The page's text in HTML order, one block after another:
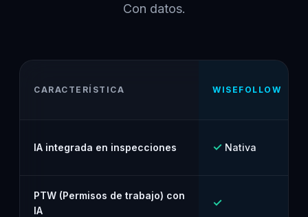
Con datos.
CARACTERÍSTICA WISEFOLLOW
IA integrada en inspecciones ✓ Nativa
PTW (Permisos de trabajo) con
IA
✓